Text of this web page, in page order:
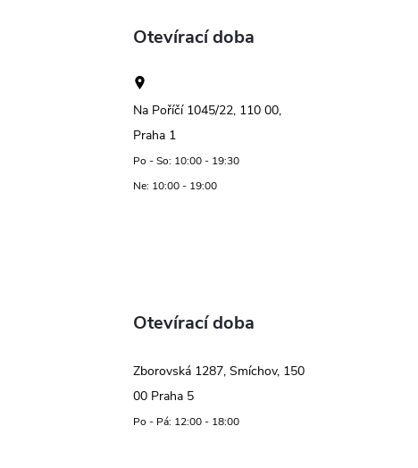
Otevírací doba
Na Poříčí 1045/22, 110 00,
Praha 1
Po - So: 10:00 - 19:30
Ne: 10:00 - 19:00
Otevírací doba
Zborovská 1287, Smíchov, 150
00 Praha 5
Po - Pá: 12:00 - 18:00